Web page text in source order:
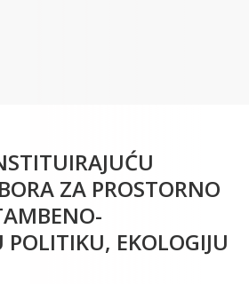
ZA PROSTORNO
EKOLOGIJU